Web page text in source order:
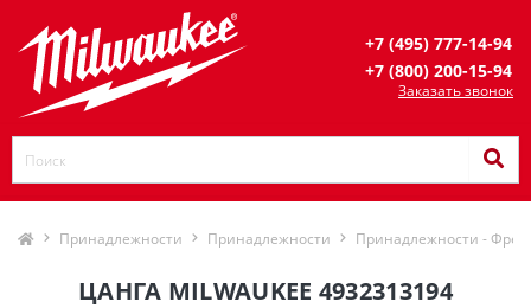
+7 (495) 777-14-94
+7 (800) 200-15-94
Заказать звонок
Принадлежности Принадлежности Принадлежности -
ЦАНГА MILWAUKEE 4932313194